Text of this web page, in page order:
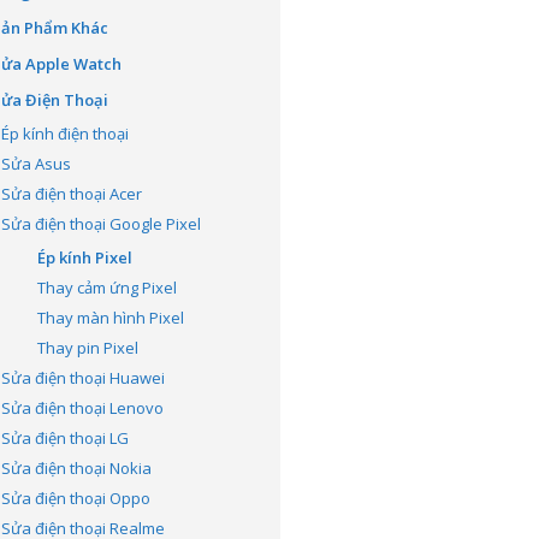
Phẩm Khác
Apple Watch
Điện Thoại
Ép kính điện thoại
Sửa Asus
Sửa điện thoại Acer
Sửa điện thoại Google Pixel
Ép kính Pixel
Thay cảm ứng Pixel
Thay màn hình Pixel
Thay pin Pixel
Sửa điện thoại Huawei
Sửa điện thoại Lenovo
Sửa điện thoại LG
Sửa điện thoại Nokia
Sửa điện thoại Oppo
Sửa điện thoại Realme